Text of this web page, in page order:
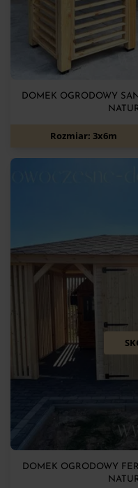
DOMEK OGRODOWY
Rozmiar: 3x6m
DOMEK OGRODOWY